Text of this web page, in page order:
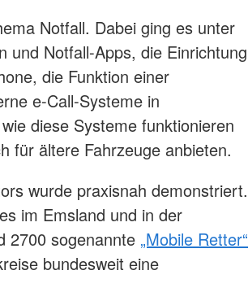
Notfall. Dabei ging es unter
und Notfall-Apps, die Einrichtung
die Funktion einer
e-Call-Systeme in
diese Systeme funktionieren
für ältere Fahrzeuge anbieten.
wurde praxisnah demonstriert.
im Emsland und in der
2700 sogenannte „Mobile Retter“
bundesweit eine